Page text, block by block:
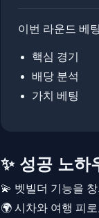
이번 라운드 베
핵심 경기
배당 분석
가치 베팅
✨ 성공 노하
💫 벳빌더 기능을
🌍 시차와 여행 피